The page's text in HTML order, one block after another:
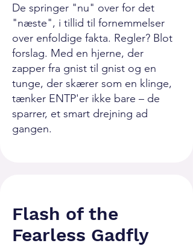
De springer "nu" over for det
"næste", i tillid til fornemmelser
over enfoldige fakta. Regler? Blot
forslag. Med en hjerne, der
zapper fra gnist til gnist og en
tunge, der skærer som en klinge,
tænker ENTP'er ikke bare – de
sparrer, et smart drejning ad
gangen.
Flash of the
Fearless Gadfly